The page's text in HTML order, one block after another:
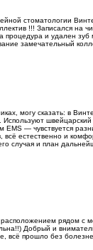
стоматологии
!!! Записался на
процедура и удален зуб
замечательный
могу сказать: в
швейцарский
— чувствуется
естественно и
случая и план
рядом с
Добрый и
всё прошло без